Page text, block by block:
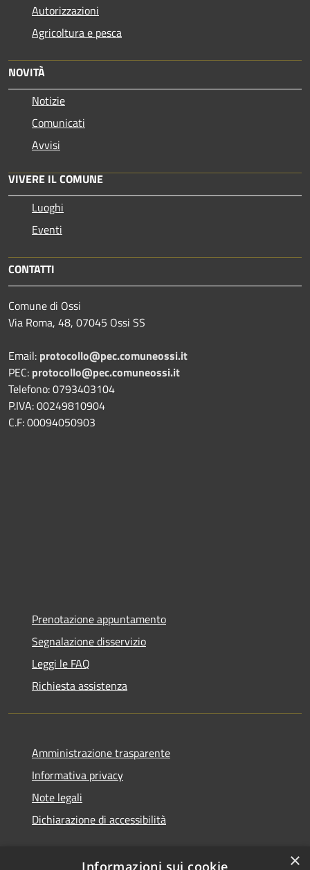
Autorizzazioni
Agricoltura e pesca
NOVITÀ
Notizie
Comunicati
Avvisi
VIVERE IL COMUNE
Luoghi
Eventi
CONTATTI
Comune di Ossi
Via Roma, 48, 07045 Ossi SS
Email: protocollo@pec.comuneossi.it
PEC: protocollo@pec.comuneossi.it
Telefono: 0793403104
P.IVA: 00249810904
C.F: 00094050903
Prenotazione appuntamento
Segnalazione disservizio
Leggi le FAQ
Richiesta assistenza
Amministrazione trasparente
Informativa privacy
Note legali
Dichiarazione di accessibilità
×
Informazioni sui cookie